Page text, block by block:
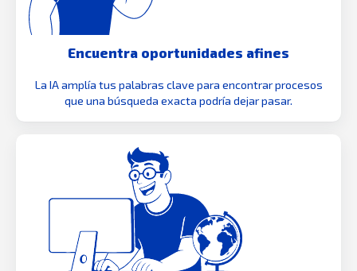
Encuentra oportunidades afines
La IA amplía tus palabras clave para encontrar procesos
que una búsqueda exacta podría dejar pasar.